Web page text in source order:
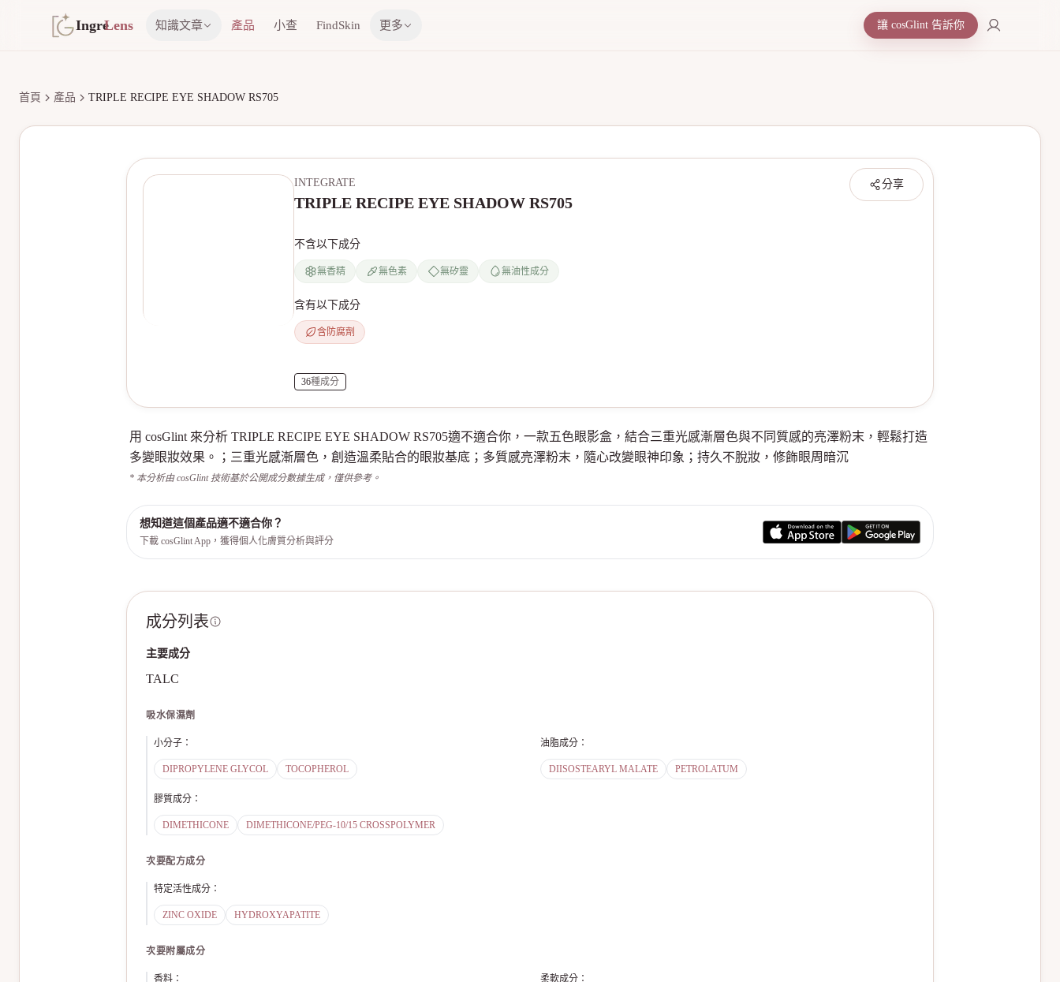
IngreLens 知識文章 產品 小查 FindSkin 更多 讓 cosGlint 告訴你
首頁 產品 TRIPLE RECIPE EYE SHADOW RS705
分享
INTEGRATE
TRIPLE RECIPE EYE SHADOW RS705
不含以下成分
無香精 無色素 無矽靈 無油性成分
含有以下成分
含防腐劑
36種成分
用 cosGlint 來分析 TRIPLE RECIPE EYE SHADOW RS705適不適合你，一款五色眼影盒，結合三重光感漸層色與不同質感的亮澤粉末，輕鬆打造
多變眼妝效果。；三重光感漸層色，創造溫柔貼合的眼妝基底；多質感亮澤粉末，隨心改變眼神印象；持久不脫妝，修飾眼周暗沉
* 本分析由 cosGlint 技術基於公開成分數據生成，僅供參考。
想知道這個產品適不適合你？
下載 cosGlint App，獲得個人化膚質分析與評分
成分列表
主要成分
TALC
吸水保濕劑
小分子 ：
DIPROPYLENE GLYCOL TOCOPHEROL
油脂成分 ：
DIISOSTEARYL MALATE PETROLATUM
膠質成分 ：
DIMETHICONE DIMETHICONE/PEG-10/15 CROSSPOLYMER
次要配方成分
特定活性成分 ：
ZINC OXIDE HYDROXYAPATITE
次要附屬成分
香料 ： 柔軟成分 ：